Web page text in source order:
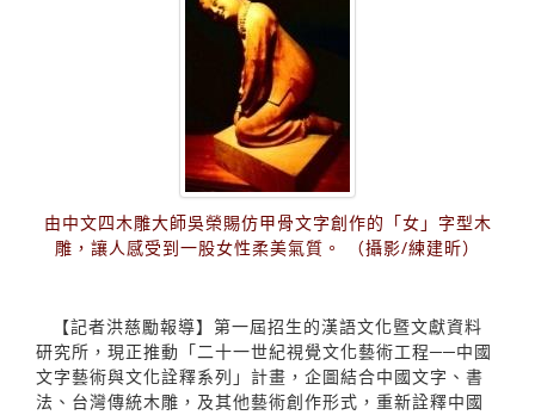
由中文四木雕大師吳榮賜仿甲骨文字創作的「女」字型木
雕，讓人感受到一股女性柔美氣質。 （攝影/練建昕）
【記者洪慈勵報導】第一屆招生的漢語文化暨文獻資料
研究所，現正推動「二十一世紀視覺文化藝術工程──中國
文字藝術與文化詮釋系列」計畫，企圖結合中國文字、書
法、台灣傳統木雕，及其他藝術創作形式，重新詮釋中國